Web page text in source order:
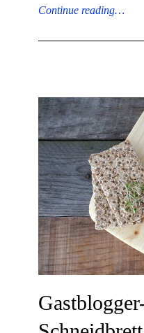
Continue reading…